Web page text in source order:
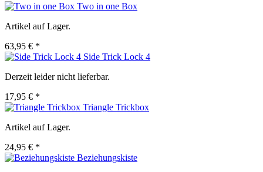
Two in one Box
Artikel auf Lager.
63,95 € *
Side Trick Lock 4
Derzeit leider nicht lieferbar.
17,95 € *
Triangle Trickbox
Artikel auf Lager.
24,95 € *
Beziehungskiste